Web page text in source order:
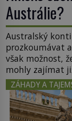
Austrálie?
Australský
prozkoumávat
však možnost,
mohly zajímat
to o 15 století
zakreslovali do
Australis –
smysl pro […]
ZÁHADY A